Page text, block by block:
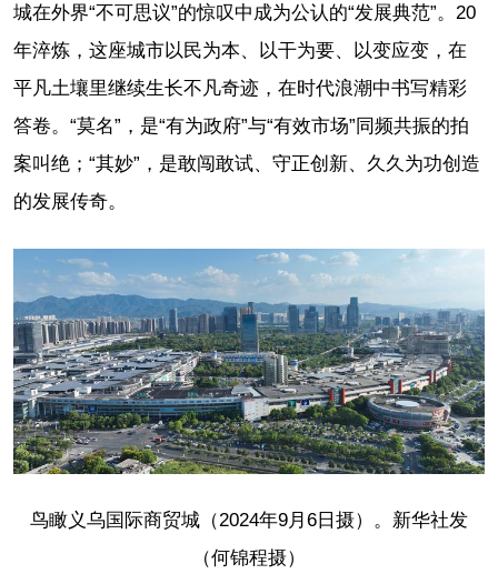
城在外界“不可思议”的惊叹中成为公认的“发展典范”。20
年淬炼，这座城市以民为本、以干为要、以变应变，在
平凡土壤里继续生长不凡奇迹，在时代浪潮中书写精彩
答卷。“莫名”，是“有为政府”与“有效市场”同频共振的拍
案叫绝；“其妙”，是敢闯敢试、守正创新、久久为功创造
的发展传奇。
鸟瞰义乌国际商贸城（2024年9月6日摄）。新华社发
（何锦程摄）